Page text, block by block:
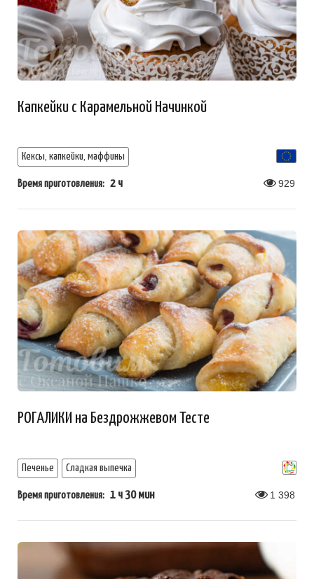
Капкейки с Карамельной Начинкой
Кексы, капкейки, маффины
Время приготовления: 2 ч 929
РОГАЛИКИ на Бездрожжевом Тесте
Печенье Сладкая выпечка
Время приготовления: 1 ч 30 мин 1 398